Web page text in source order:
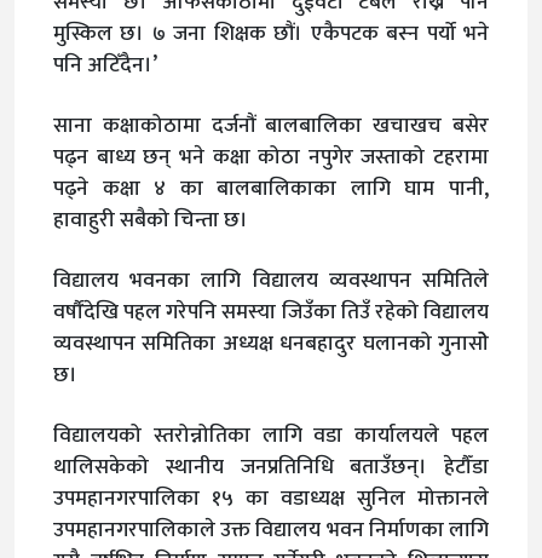
मुस्किल छ। ७ जना शिक्षक छौं। एकैपटक बस्न पर्यो भने
पनि अटिँदैन।’
साना कक्षाकोठामा दर्जनौं बालबालिका खचाखच बसेर
पढ्न बाध्य छन् भने कक्षा कोठा नपुगेर जस्ताको टहरामा
पढ्ने कक्षा ४ का बालबालिकाका लागि घाम पानी,
हावाहुरी सबैको चिन्ता छ।
विद्यालय भवनका लागि विद्यालय व्यवस्थापन समितिले
वर्षौंदेखि पहल गरेपनि समस्या जिउँका तिउँ रहेको विद्यालय
व्यवस्थापन समितिका अध्यक्ष धनबहादुर घलानको गुनासोे
छ।
विद्यालयको स्तरोन्नोतिका लागि वडा कार्यालयले पहल
थालिसकेको स्थानीय जनप्रतिनिधि बताउँछन्। हेटौँडा
उपमहानगरपालिका १५ का वडाध्यक्ष सुनिल मोक्तानले
उपमहानगरपालिकाले उक्त विद्यालय भवन निर्माणका लागि